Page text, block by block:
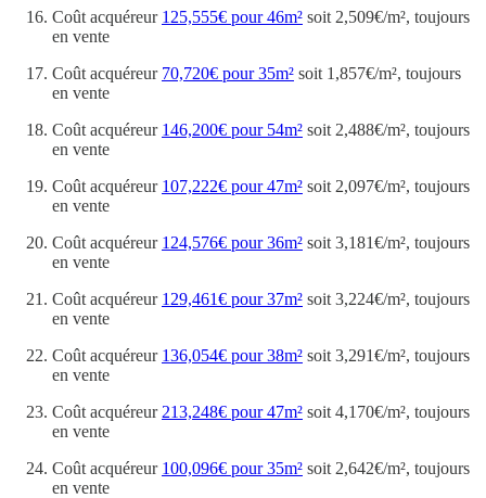
Coût acquéreur 125,555€ pour 46m² soit 2,509€/m², toujours
en vente
Coût acquéreur 70,720€ pour 35m² soit 1,857€/m², toujours
en vente
Coût acquéreur 146,200€ pour 54m² soit 2,488€/m², toujours
en vente
Coût acquéreur 107,222€ pour 47m² soit 2,097€/m², toujours
en vente
Coût acquéreur 124,576€ pour 36m² soit 3,181€/m², toujours
en vente
Coût acquéreur 129,461€ pour 37m² soit 3,224€/m², toujours
en vente
Coût acquéreur 136,054€ pour 38m² soit 3,291€/m², toujours
en vente
Coût acquéreur 213,248€ pour 47m² soit 4,170€/m², toujours
en vente
Coût acquéreur 100,096€ pour 35m² soit 2,642€/m², toujours
en vente